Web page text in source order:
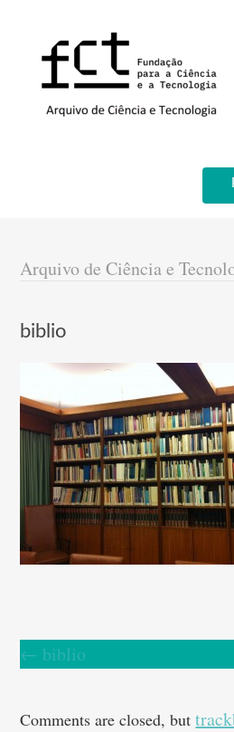
Arquivo de Ciência e
biblio
← biblio
Comments are closed, but